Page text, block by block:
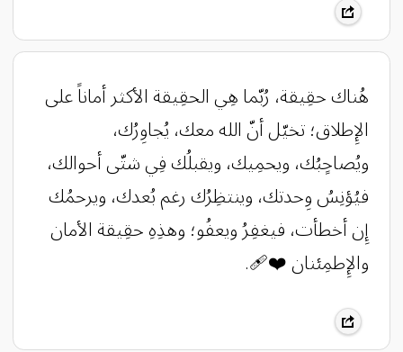
هُناك حقِيقة، رُبّما هِي الحقِيقة الأكثر أماناً على
الإِطلاق؛ تخيّل أنّ الله معك، يُجاوِرُك،
ويُصاحٍبُك، ويحمِيك، ويقبلُك فِي شتّى أحوالك،
فيُؤنِسُ وِحدتك، وينتظِرُك رغم بُعدك، ويرحمُك
إِن أخطأت، فيغفِرُ ويعفُو؛ وهذِهِ حقِيقة الأمان
والإِطمِئنان ❤️‍🩹.